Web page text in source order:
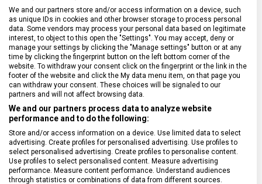
HMOTNOST 31 g
TYP OSTŘÍ Vlnkované
MATERIÁL RUKOJETI Plast (PPC)
DÉLKA ČEPELE 12 cm
BARVA Černá
We and our partners store and/or access information on a device, such
as unique IDs in cookies and other browser storage to process personal
data. Some vendors may process your personal data based on legitimate
interest, to object to this open the "Settings". You may accept, deny or
manage your settings by clicking the "Manage settings" button or at any
time by clicking the fingerprint button on the left bottom corner of the
website. To withdraw your consent click on the fingerprint or the link in the
footer of the website and click the My data menu item, on that page you
can withdraw your consent. These choices will be signaled to our
partners and will not affect browsing data.
We and our partners process data to analyze website
performance and to do the following:
Store and/or access information on a device. Use limited data to select
advertising. Create profiles for personalised advertising. Use profiles to
select personalised advertising. Create profiles to personalise content.
Use profiles to select personalised content. Measure advertising
performance. Measure content performance. Understand audiences
through statistics or combinations of data from different sources.